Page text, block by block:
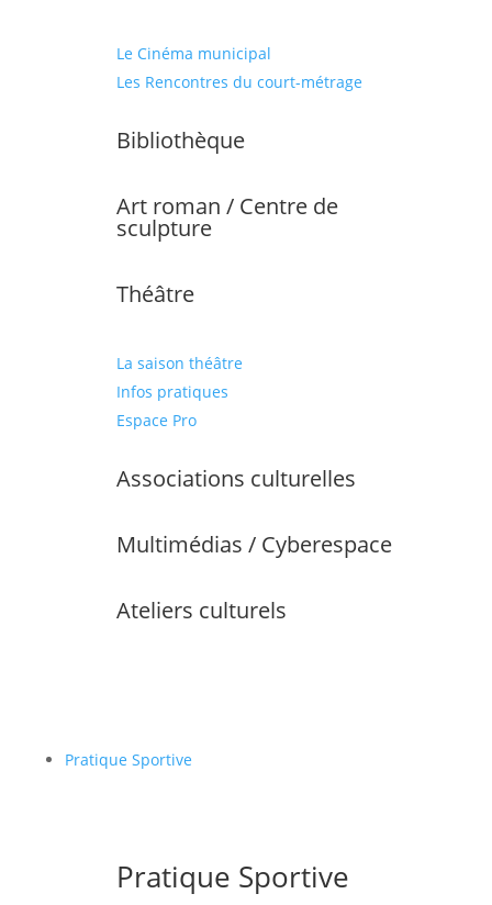
Le Cinéma municipal
Les Rencontres du court-métrage
Bibliothèque
Art roman / Centre de
sculpture
Théâtre
La saison théâtre
Infos pratiques
Espace Pro
Associations culturelles
Multimédias / Cyberespace
Ateliers culturels
Pratique Sportive
Pratique Sportive